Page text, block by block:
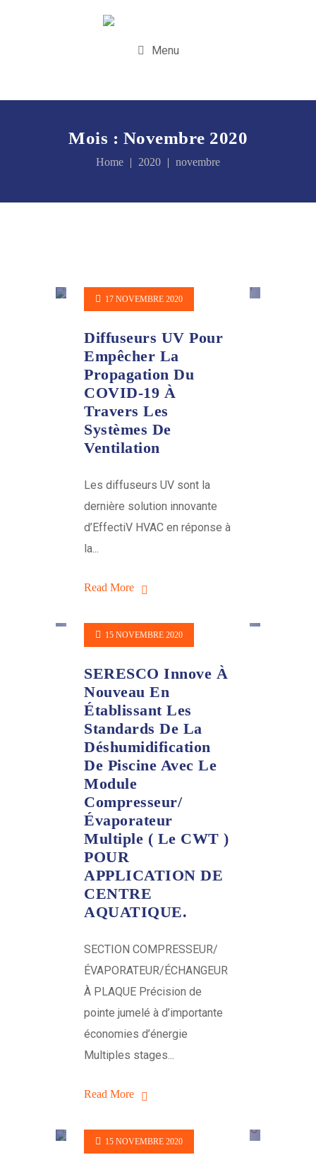
Menu
Mois : Novembre 2020
Home 2020 novembre
17 NOVEMBRE 2020
Diffuseurs UV Pour
Empêcher La
Propagation Du
COVID-19 À
Travers Les
Systèmes De
Ventilation
Les diffuseurs UV sont la
dernière solution innovante
d’EffectiV HVAC en réponse à
la...
Read More
15 NOVEMBRE 2020
SERESCO Innove À
Nouveau En
Établissant Les
Standards De La
Déshumidification
De Piscine Avec Le
Module
Compresseur/
Évaporateur
Multiple ( Le CWT )
POUR
APPLICATION DE
CENTRE
AQUATIQUE.
SECTION COMPRESSEUR/
ÉVAPORATEUR/ÉCHANGEUR
À PLAQUE Précision de
pointe jumelé à d’importante
économies d’énergie
Multiples stages...
Read More
15 NOVEMBRE 2020